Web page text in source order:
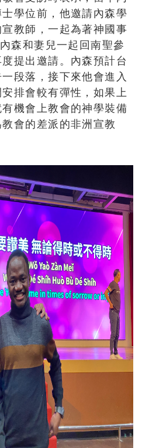
學位前，他邀請內森學
教師，一起為著神國事
森和妻兒一起回南聖參
提出邀請。內森預計台
段落，接下來他會進入
排會較有彈性，如果上
機會上教會的神學裝備
會的差派的非洲宣教